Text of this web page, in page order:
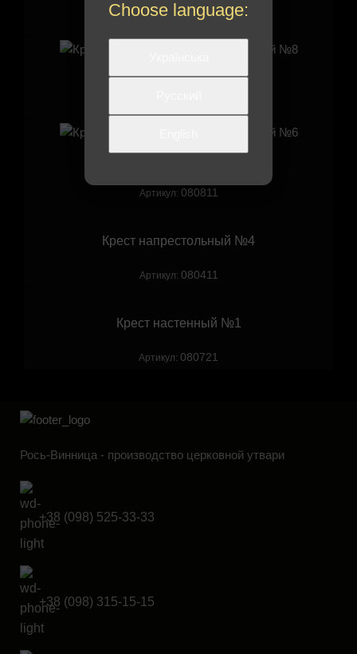
Крест напрестольный №8
Артикул: 080811
Крест напрестольный №4
Артикул: 080411
Крест настенный №1
Артикул: 080721
Рось-Винница - производство церковной утвари
+38 (098) 525-33-33
+38 (098) 315-15-15
Choose language: